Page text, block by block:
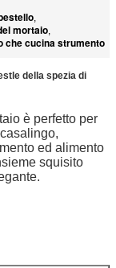
,
mortaio,
che cucina strumento
della spezia di
è perfetto per
ed alimento
squisito
.